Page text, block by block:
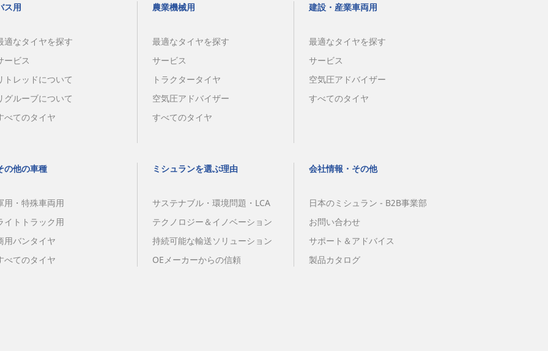
ス用
適なタイヤを探す
ービス
トレッドについて
グルーブについて
べてのタイヤ
農業機械用
最適なタイヤを探す
サービス
トラクタータイヤ
空気圧アドバイザー
すべてのタイヤ
建設・産業車両用
最適なタイヤを探す
サービス
空気圧アドバイザー
すべてのタイヤ
の他の車種
用・特殊車両用
イトトラック用
用バンタイヤ
べてのタイヤ
ミシュランを選ぶ理由
サステナブル・環境問題・LCA
テクノロジー＆イノベーション
持続可能な輸送ソリューション
OEメーカーからの信頼
会社情報・その他
日本のミシュラン - B2B事業部
お問い合わせ
サポート＆アドバイス
製品カタログ